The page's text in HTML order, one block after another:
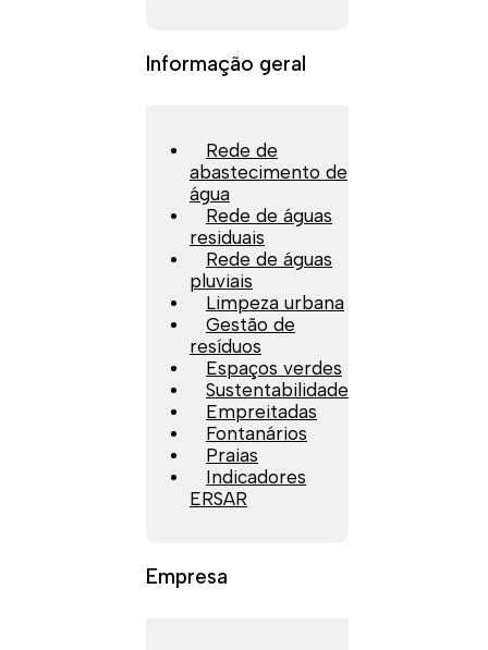
Informação geral
Rede de
abastecimento de
água
Rede de águas
residuais
Rede de águas
pluviais
Limpeza urbana
Gestão de
resíduos
Espaços verdes
Sustentabilidade
Empreitadas
Fontanários
Praias
Indicadores
ERSAR
Empresa